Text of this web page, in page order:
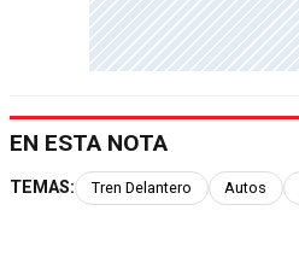
EN ESTA NOTA
TEMAS: Tren Delantero Autos